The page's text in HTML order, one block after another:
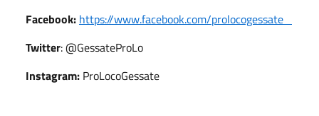
Facebook: https://www.facebook.com/prolocogessate
Twitter: @GessateProLo
Instagram: ProLocoGessate